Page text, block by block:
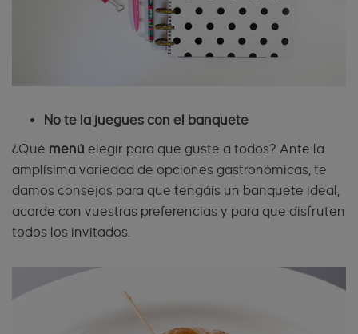
No te la juegues con el banquete
¿Qué menú elegir para que guste a todos? Ante la
amplísima variedad de opciones gastronómicas, te
damos consejos para que tengáis un banquete ideal,
acorde con vuestras preferencias y para que disfruten
todos los invitados.